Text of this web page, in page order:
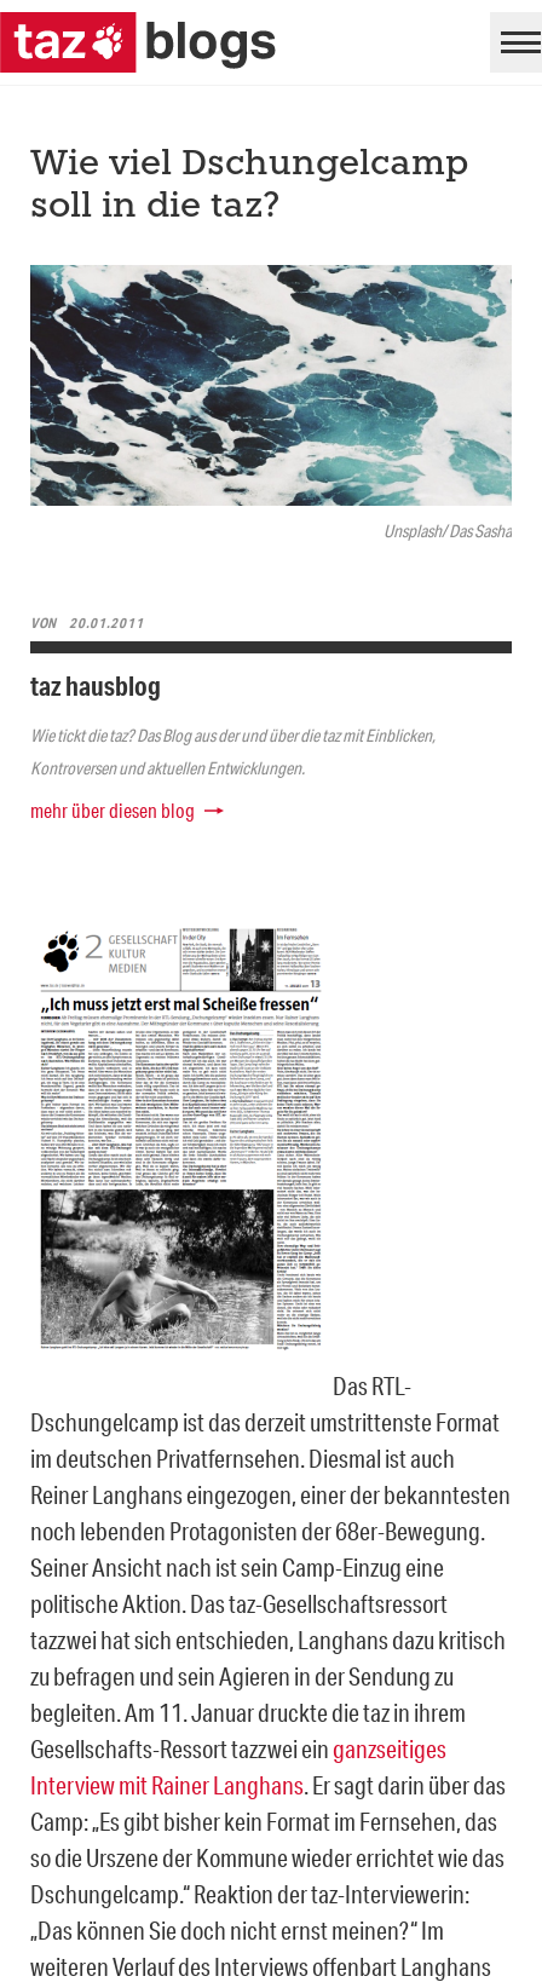
Unsplash/ Das Sasha
Wie viel Dschungelcamp
soll in die taz?
VON 20.01.2011
taz hausblog
Wie tickt die taz? Das Blog aus der und über die taz mit Einblicken,
Kontroversen und aktuellen Entwicklungen.
mehr über diesen blog
Das RTL-
Dschungelcamp ist das derzeit umstrittenste Format
im deutschen Privatfernsehen. Diesmal ist auch
Reiner Langhans eingezogen, einer der bekanntesten
noch lebenden Protagonisten der 68er-Bewegung.
Seiner Ansicht nach ist sein Camp-Einzug eine
politische Aktion. Das taz-Gesellschaftsressort
tazzwei hat sich entschieden, Langhans dazu kritisch
zu befragen und sein Agieren in der Sendung zu
begleiten. Am 11. Januar druckte die taz in ihrem
Gesellschafts-Ressort tazzwei einganzseitiges
Interview mit Rainer Langhans. Er sagt darin über das
Camp: „Es gibt bisher kein Format im Fernsehen, das
so die Urszene der Kommune wieder errichtet wie das
Dschungelcamp.“ Reaktion der taz-Interviewerin:
„Das können Sie doch nicht ernst meinen?“ Im
weiteren Verlauf des Interviews offenbart Langhans